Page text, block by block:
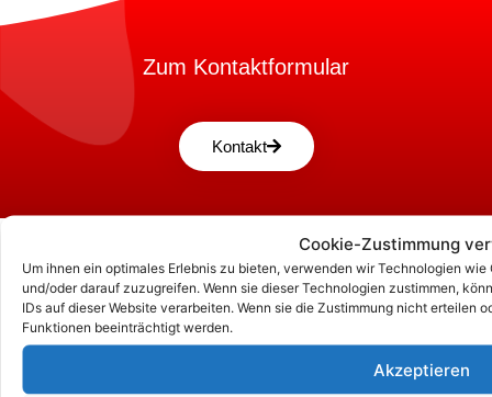
Cookie-Zustimmung
Um ihnen ein optimales Erlebnis zu bieten, verwenden wir Technologien
und/oder darauf zuzugreifen. Wenn sie dieser Technologien zustimmen,
IDs auf dieser Website verarbeiten. Wenn sie die Zustimmung nicht erteilen
Funktionen beeinträchtigt werden.
Akzeptieren
Zum Kontaktformular
Kontakt